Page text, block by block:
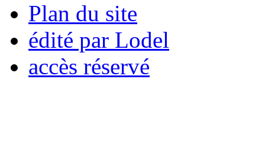
Plan du site
édité par Lodel
accès réservé